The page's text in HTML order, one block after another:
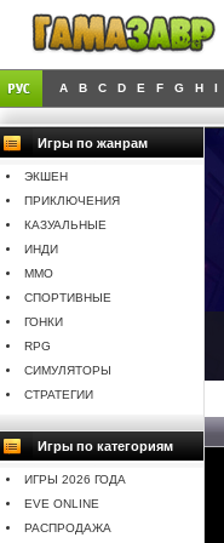
A B C D E F G H I
Игры по жанрам
ЭКШЕН
ПРИКЛЮЧЕНИЯ
КАЗУАЛЬНЫЕ
ИНДИ
MMO
СПОРТИВНЫЕ
ГОНКИ
RPG
СИМУЛЯТОРЫ
СТРАТЕГИИ
Игры по категориям
ИГРЫ 2026 ГОДА
EVE ONLINE
РАСПРОДАЖА